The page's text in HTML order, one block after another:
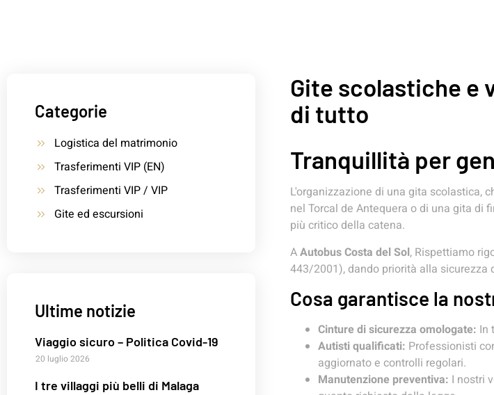
Categorie
Logistica del matrimonio
Trasferimenti VIP (EN)
Trasferimenti VIP / VIP
Gite ed escursioni
Ultime notizie
Viaggio sicuro – Politica Covid-19
20 luglio 2026
I tre villaggi più belli di Malaga
Gite scolastiche e
di tutto
Tranquillità per
L'organizzazione di una gita scolastica,
nel Torcal de Antequera o di una gita di
più critico della catena.
AAutobus Costa del Sol, Rispettiamo
443/2001), dando priorità alla sicurezza
Cosa garantisce la
Cinture di sicurezza omologate: In
Autisti qualificati: Professionisti
aggiornato e controlli regolari.
Manutenzione preventiva: I nostri